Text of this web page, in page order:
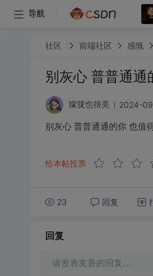
导航
社区 前端社区 感慨
别灰心 普普通通
朦胧也很美 2024-
别灰心 普普通通的你 也值
给本帖投票
23 回复
回复
请发表友善的回复…